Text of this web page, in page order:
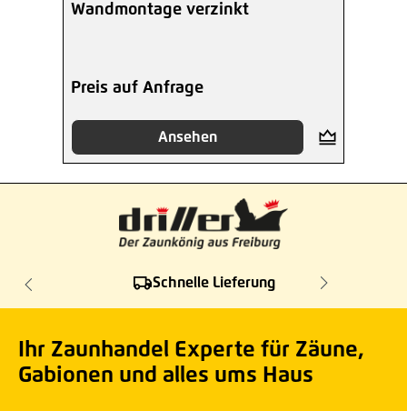
Wandmontage verzinkt
Preis auf Anfrage
Ansehen
Schnelle Lieferung
Ihr Zaunhandel Experte für Zäune,
Gabionen und alles ums Haus